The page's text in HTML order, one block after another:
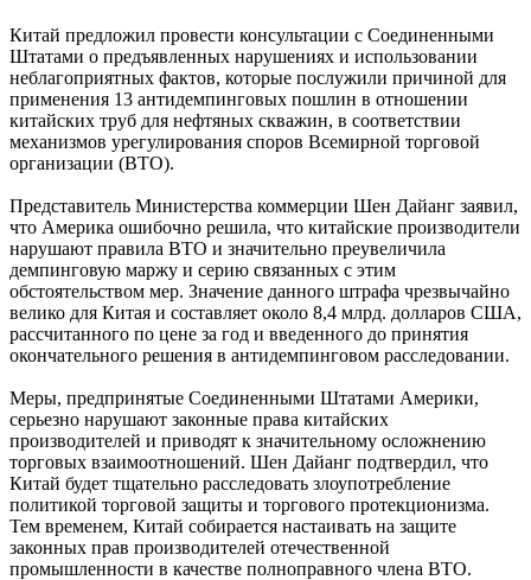
Китай предложил провести консультации с Соединенными
Штатами о предъявленных нарушениях и использовании
неблагоприятных фактов, которые послужили причиной для
применения 13 антидемпинговых пошлин в отношении
китайских труб для нефтяных скважин, в соответствии
механизмов урегулирования споров Всемирной торговой
организации (ВТО).
Представитель Министерства коммерции Шен Дайанг заявил,
что Америка ошибочно решила, что китайские производители
нарушают правила ВТО и значительно преувеличила
демпинговую маржу и серию связанных с этим
обстоятельством мер. Значение данного штрафа чрезвычайно
велико для Китая и составляет около 8,4 млрд. долларов США,
рассчитанного по цене за год и введенного до принятия
окончательного решения в антидемпинговом расследовании.
Меры, предпринятые Соединенными Штатами Америки,
серьезно нарушают законные права китайских
производителей и приводят к значительному осложнению
торговых взаимоотношений. Шен Дайанг подтвердил, что
Китай будет тщательно расследовать злоупотребление
политикой торговой защиты и торгового протекционизма.
Тем временем, Китай собирается настаивать на защите
законных прав производителей отечественной
промышленности в качестве полноправного члена ВТО.